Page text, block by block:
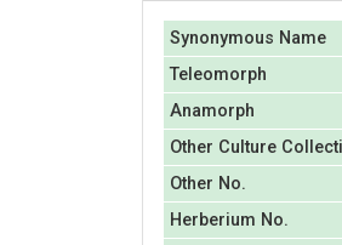
Synonymous Name
Teleomorph
Anamorph
Other Culture
Other No.
Herberium No.